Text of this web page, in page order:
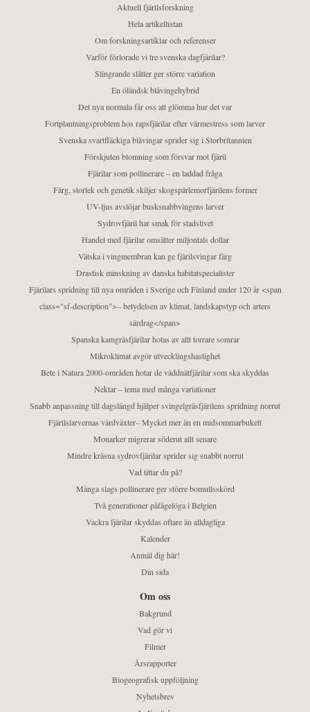
Aktuell fjärilsforskning
Hela artikellistan
Om forskningsartiklar och referenser
Varför förlorade vi tre svenska dagfjärilar?
Slingrande slåtter ger större variation
En öländsk blåvingehybrid
Det nya normala får oss att glömma hur det var
Fortplantningsproblem hos rapsfjärilar efter värmestress som larver
Svenska svartfläckiga blåvingar sprider sig i Storbritannien
Förskjuten blomning som försvar mot fjäril
Fjärilar som pollinerare – en laddad fråga
Färg, storlek och genetik skiljer skogspärlemorfjärilens former
UV-ljus avslöjar busksnabbvingens larver
Sydrovfjäril har smak för stadslivet
Handel med fjärilar omsätter miljontals dollar
Vätska i vingmembran kan ge fjärilsvingar färg
Drastisk minskning av danska habitatspecialister
Fjärilars spridning till nya områden i Sverige och Finland under 120 år <span
class="sf-description">– betydelsen av klimat, landskapstyp och arters
särdrag</span>
Spanska kamgräsfjärilar hotas av allt torrare somrar
Mikroklimat avgör utvecklingshastighet
Bete i Natura 2000-områden hotar de väddnätfjärilar som ska skyddas
Nektar – tema med många variationer
Snabb anpassning till dagslängd hjälper svingelgräsfjärilens spridning norrut
Fjärilslarvernas värdväxter– Mycket mer än en midsommarbukett
Monarker migrerar söderut allt senare
Mindre kräsna sydrovfjärilar sprider sig snabbt norrut
Vad tittar du på?
Många slags pollinerare ger större bomullsskörd
Två generationer påfågelöga i Belgien
Vackra fjärilar skyddas oftare än alldagliga
Kalender
Anmäl dig här!
Din sida
Om oss
Bakgrund
Vad gör vi
Filmer
Årsrapporter
Biogeografisk uppföljning
Nyhetsbrev